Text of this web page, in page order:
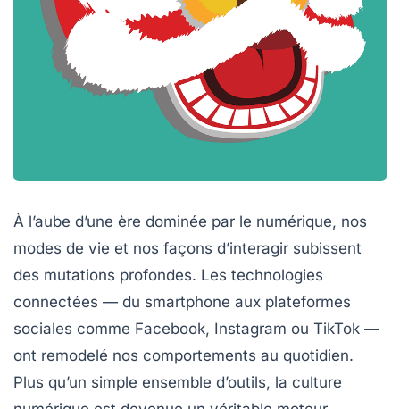
À l’aube d’une ère dominée par le numérique, nos
modes de vie et nos façons d’interagir subissent
des mutations profondes. Les technologies
connectées — du smartphone aux plateformes
sociales comme Facebook, Instagram ou TikTok —
ont remodelé nos comportements au quotidien.
Plus qu’un simple ensemble d’outils, la culture